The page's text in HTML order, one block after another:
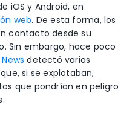
iOS y Android, en
web. De esta forma, los
contacto desde su
Sin embargo, hace poco
detectó varias
si se explotaban,
que pondrían en peligro